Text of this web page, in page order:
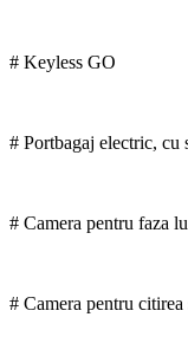
# Keyless GO
# Portbagaj electric, cu
# Camera pentru faza
# Camera pentru